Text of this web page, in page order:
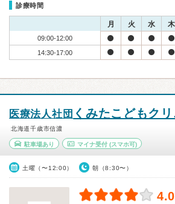
診療時間
月 火 水 木
09:00-12:00
14:30-17:00
医療法人社団 くみたこどもク
北海道千歳市信濃
駐車場あり マイナ受付(スマホ可)
土曜（〜12:00） 朝（8:30〜）